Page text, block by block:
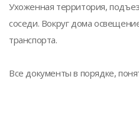
Ухоженная территория,
соседи. Вокруг дома
транспорта.
Все документы в порядке,